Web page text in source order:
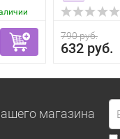
790 руб.
632 руб.
магазина